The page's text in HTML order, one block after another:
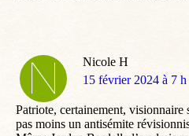
Nicole H
dit
15 février 2024 à 7
Patriote, certainement, visionnaire
pas moins un antisémite